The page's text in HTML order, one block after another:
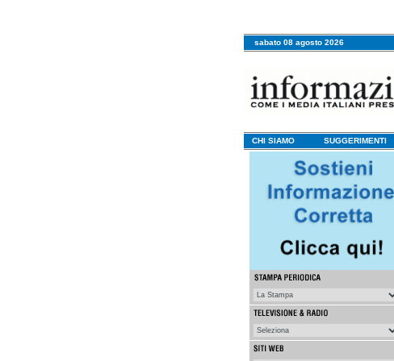
sabato 08 agosto 2026
CHI SIAMO SUGGERIMENTI